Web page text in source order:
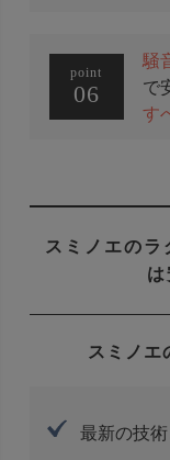
point
06
騒
で
す
スミノエのラ
スミノエ
最新の技